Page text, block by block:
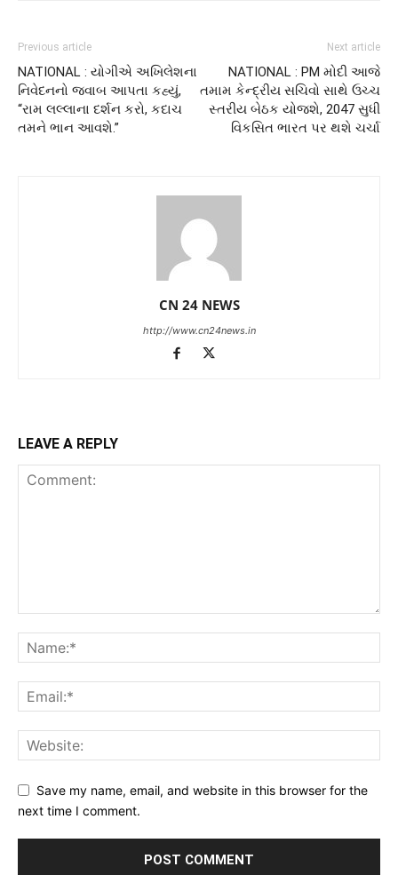
Previous article
NATIONAL : યોગીએ અખિલેશના
નિવેદનનો જવાબ આપતા કહ્યું,
“રામ લલ્લાના દર્શન કરો, કદાચ
તમને ભાન આવશે.”
Next article
NATIONAL : PM મોદી આજે
તમામ કેન્દ્રીય સચિવો સાથે ઉચ્ચ
સ્તરીય બેઠક યોજશે, 2047 સુધી
વિકસિત ભારત પર થશે ચર્ચા
CN 24 NEWS
http://www.cn24news.in
LEAVE A REPLY
Save my name, email, and website in this browser for the
next time I comment.